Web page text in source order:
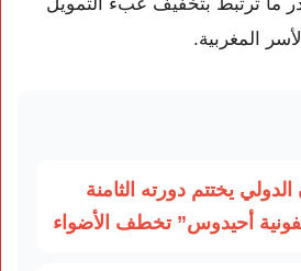
المغربية.
يختتم دورته الثامنة
أحيدوس” تخطف الأضواء